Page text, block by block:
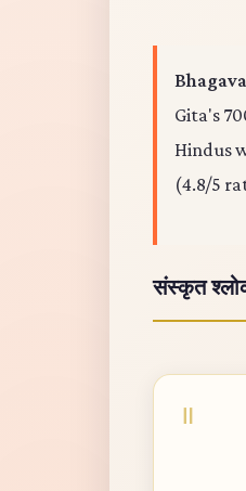
Gita's
Hindus
(4.8/5
संस्कृत